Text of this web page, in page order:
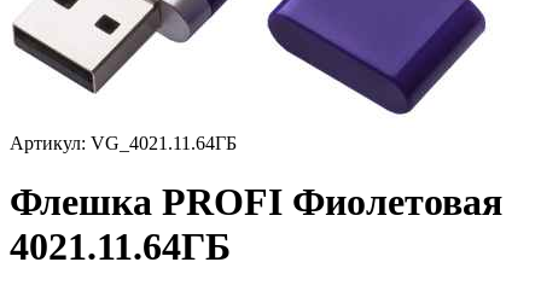
Артикул: VG_4021.11.64ГБ
Флешка PROFI Фиолетовая
4021.11.64ГБ